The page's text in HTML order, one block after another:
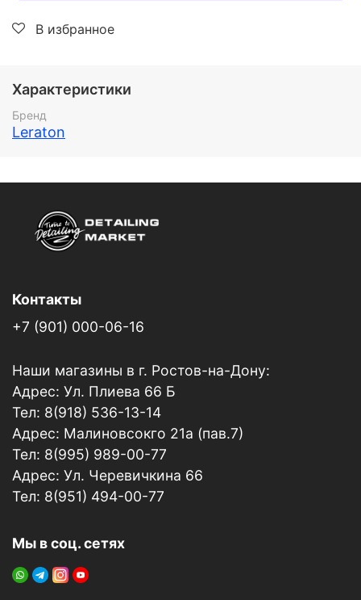
В избранное
Характеристики
Бренд
Leraton
Контакты
+7 (901) 000-06-16
Наши магазины в г. Ростов-на-Дону:
Адрес: Ул. Плиева 66 Б
Тел: 8(918) 536-13-14
Адрес: Малиновсокго 21а (пав.7)
Тел: 8(995) 989-00-77
Адрес: Ул. Черевичкина 66
Тел: 8(951) 494-00-77
Мы в соц. сетях